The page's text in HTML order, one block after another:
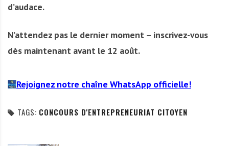
d’audace.
N’attendez pas le dernier moment – inscrivez-vous
dès maintenant avant le 12 août.
Rejoignez notre chaîne WhatsApp officielle!
TAGS: CONCOURS D'ENTREPRENEURIAT CITOYEN